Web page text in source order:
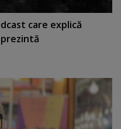
care explică